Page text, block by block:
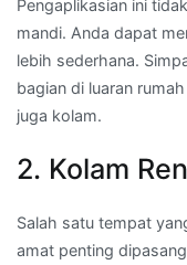
Pengaplikasian ini
mandi. Anda dapat
lebih sederhana.
bagian di luaran
juga kolam.
2. Kolam
Salah satu tempat
amat penting